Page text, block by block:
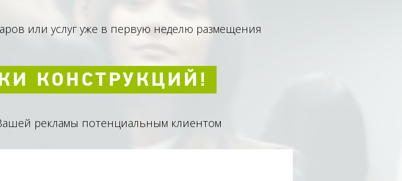
или услуг уже в первую неделю размещения
КОНСТРУКЦИЙ!
рекламы потенциальным клиентом